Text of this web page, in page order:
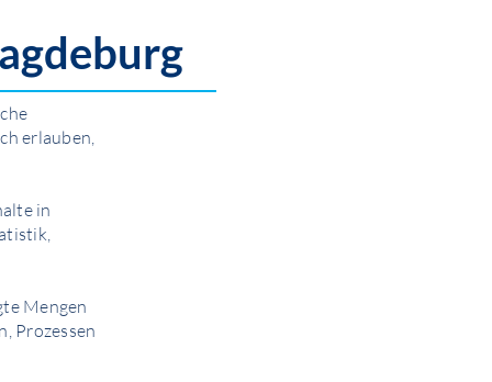
erlauben,
in
Mengen
Prozessen